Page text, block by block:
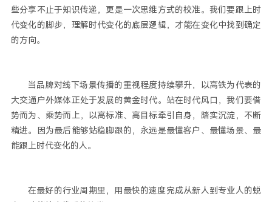
些分享不止于知识传递，更是一次思维方式的校准。我们要跟上时
代变化的脚步，理解时代变化的底层逻辑，才能在变化中找到确定
的方向。
当品牌对线下场景传播的重视程度持续攀升，以高铁为代表的
大交通户外媒体正处于发展的黄金时代。站在时代风口，我们要借
势而为、乘势而上，以高标准、高目标牵引自身，踏实沉淀，不断
精进。因为最后能够站稳脚跟的，永远是最懂客户、最懂场景、最
能跟上时代变化的人。
在最好的行业周期里，用最快的速度完成从新人到专业人的蜕